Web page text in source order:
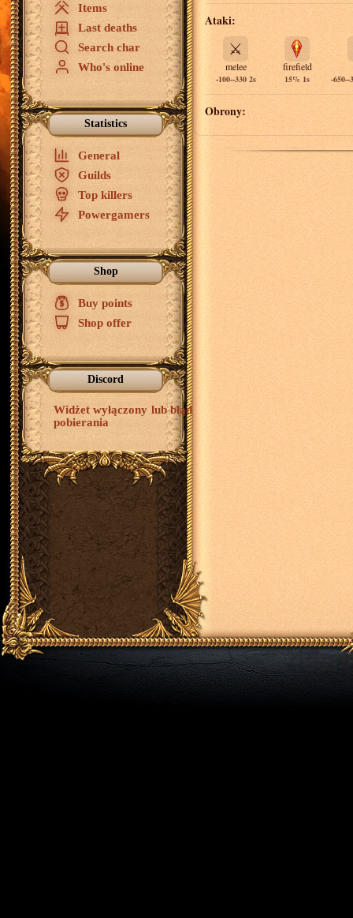
Items
Last deaths
Search char
Who's online
Statistics
General
Guilds
Top killers
Powergamers
Shop
$
Buy points
Shop offer
Discord
Widżet wyłączony lub błąd
pobierania
Ataki:
⚔️
melee
-100--330 2s
firefield
15% 1s -650--
Obrony: